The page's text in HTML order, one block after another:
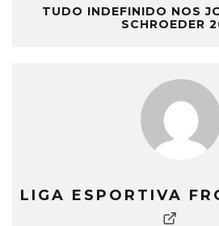
TUDO INDEFINIDO NOS
SCHROEDER
LIGA ESPORTIVA